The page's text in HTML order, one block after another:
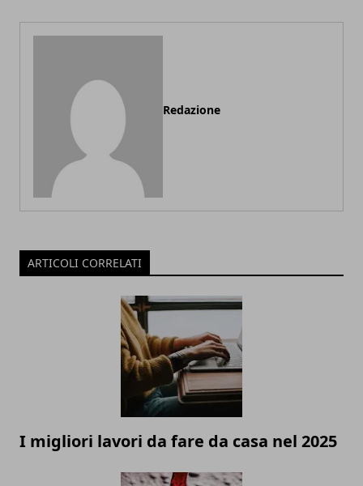
Redazione
ARTICOLI CORRELATI
I migliori lavori da fare da casa nel 2025